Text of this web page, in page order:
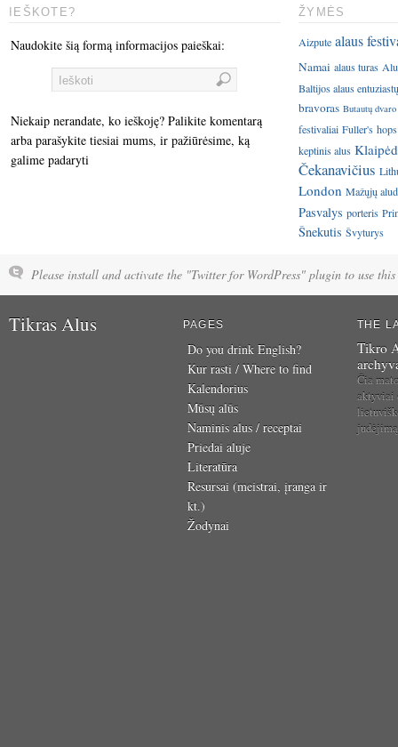
IEŠKOTE?
Naudokite šią formą informacijos paieškai:
Niekaip nerandate, ko ieškoję? Palikite komentarą
arba parašykite tiesiai mums, ir pažiūrėsime, ką
galime padaryti
ŽYMĖS
Aizpute alaus
Namai alaus turas
Baltijos alaus
bravoras Butautų dvaro
festivaliai Fuller's hops
keptinis alus
Čekanavičius
London Mažųjų
Pasvalys porteris
Šnekutis Švyturys
Please install and activate the "Twitter for WordPress" plugin to use
Tikras Alus PAGES
Do you drink English?
Kur rasti / Where to find
Kalendorius
Mūsų alūs
Naminis alus / receptai
Priedai aluje
Literatūra
Resursai (meistrai, įranga ir
kt.)
Žodynai
THE
Tikro
Čia
aktyviai